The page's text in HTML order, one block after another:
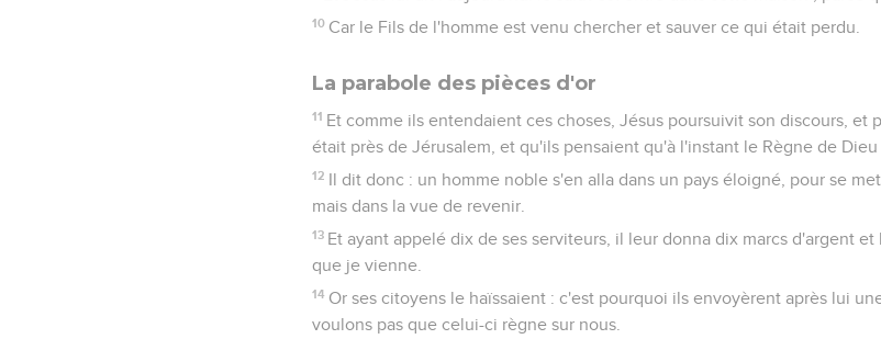
10 Car le Fils de l'homme est venu chercher et sauver ce qui était perdu.
La parabole des pièces d'or
11 Et comme ils entendaient ces choses, Jésus poursuivit son discours, et
était près de Jérusalem, et qu'ils pensaient qu'à l'instant le Règne de
12 Il dit donc : un homme noble s'en alla dans un pays éloigné, pour se
mais dans la vue de revenir.
13 Et ayant appelé dix de ses serviteurs, il leur donna dix marcs d'argent
que je vienne.
14 Or ses citoyens le haïssaient : c'est pourquoi ils envoyèrent après lui
voulons pas que celui-ci règne sur nous.